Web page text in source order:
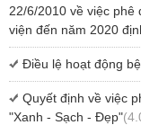
22/6/2010 về việc phê
viện đến năm 2020
Điều lệ hoạt động
Quyết định về việc
"Xanh - Sạch - Đẹp"